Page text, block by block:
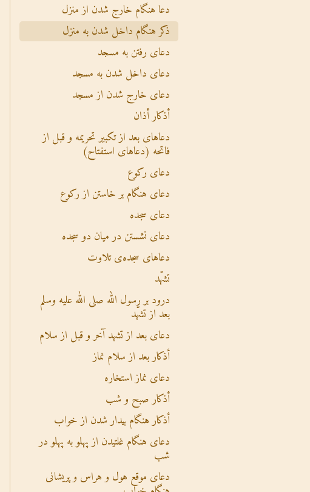
دعا هنگام خارج شدن از منزل
ذکر هنگام داخل شدن به منزل
دعای رفتن به مسجد
دعای داخل شدن به مسجد
دعای خارج شدن از مسجد
أذکار أذان
دعاهای بعد از تکبیر تحریمه و قبل از
فاتحه (دعاهای استفتاح)
دعای رکوع
دعای هنگام بر خاستن از رکوع
دعای سجده
دعای نشستن در میان دو سجده
دعاهای سجده‌ی تلاوت
تشهّد
درود بر رسول الله صلی الله علیه وسلم
بعد از تشهّد
دعای بعد از تشهد آخر و قبل از سلام
أذکار بعد از سلام نماز
دعای نماز استخاره
أذکار صبح و شب
أذکار هنگام بیدار شدن از خواب
دعای هنگام غلتیدن از پهلو به پهلو در
شب
دعای موقع هول و هراس و پریشانی